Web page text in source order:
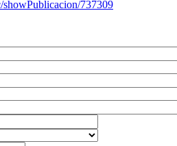
showPublicacion/737309